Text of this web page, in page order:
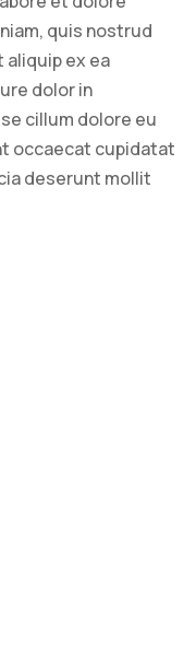
quis nostrud
ex ea
dolor in
cillum dolore eu
occaecat cupidatat
deserunt mollit